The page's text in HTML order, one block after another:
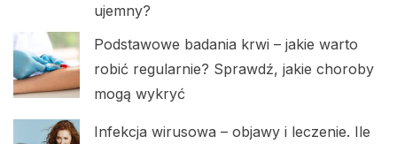
ujemny?
Podstawowe badania krwi – jakie warto
robić regularnie? Sprawdź, jakie choroby
mogą wykryć
Infekcja wirusowa – objawy i leczenie. Ile